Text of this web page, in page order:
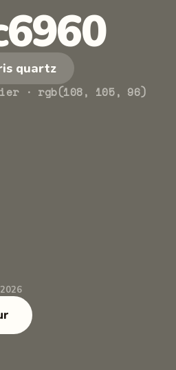
quartz
· rgb(108, 105, 96)